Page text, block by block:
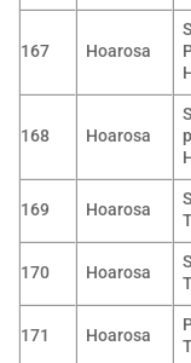
167 Hoarosa
168 Hoarosa
169 Hoarosa
170 Hoarosa
171 Hoarosa